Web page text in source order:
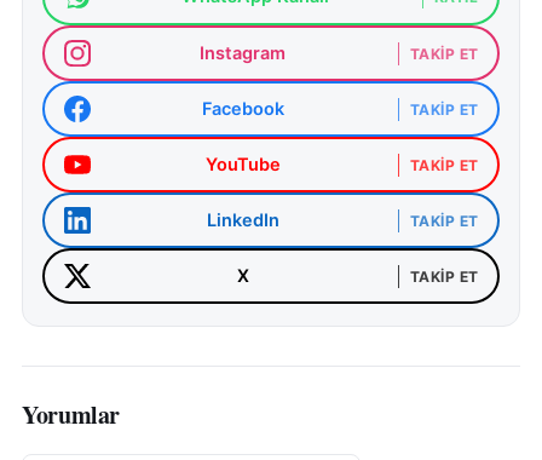
Instagram TAKIP ET
Facebook TAKIP ET
YouTube TAKIP ET
LinkedIn TAKIP ET
X TAKIP ET
Yorumlar